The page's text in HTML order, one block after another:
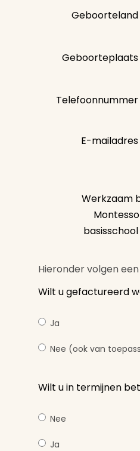
Geboorteland
Geboorteplaats
Telefoonnummer
E-mailadres
Werkzaam
basisschool
Hieronder volgen
Wilt u gefactureerd
Ja
Nee (ook van
Wilt u in termijnen
Nee
Ja